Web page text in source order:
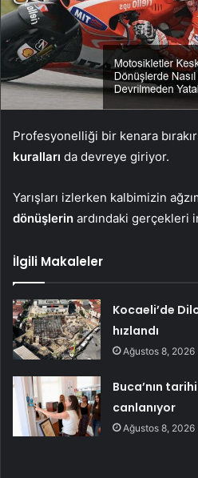
Profesyonelliği bir kenara
kuralları da devreye giriyor.
Yarışları izlerken kalbimizin
dönüşlerin ardındaki gerçekleri
İlgili Makaleler
Kocaeli’de
hızlandı
Ağustos 8, 2026
Buca’nın
canlanıyor
Ağustos 8, 2026